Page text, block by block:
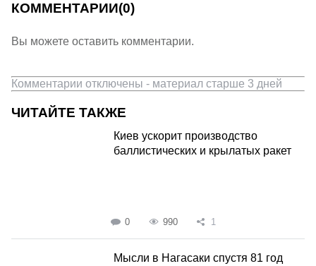
КОММЕНТАРИИ(0)
Вы можете оставить комментарии.
Комментарии отключены - материал старше 3 дней
ЧИТАЙТЕ ТАКЖЕ
Киев ускорит производство
баллистических и крылатых ракет
0 990 1
Мысли в Нагасаки спустя 81 год